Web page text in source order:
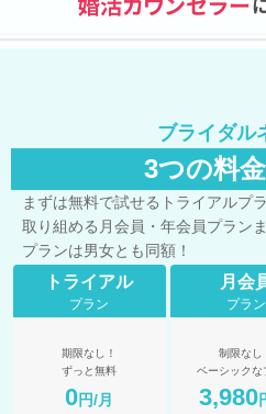
ブライダル
3つの料
まずは無料で試せるトライアルプ
取り組める月会員・年会員プラン
プランは男女とも同額！
トライアル
プラン
期限なし！
ずっと無料
0円/月
月会
プラン
制限なし
ベーシックな
3,980